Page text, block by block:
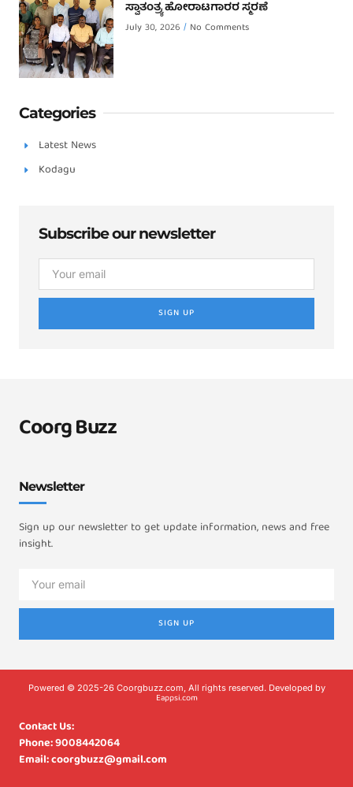
ಸ್ವಾತಂತ್ರ್ಯ ಹೋರಾಟಗಾರರ ಸ್ಮರಣೆ
July 30, 2026 No Comments
Categories
Latest News
Kodagu
Subscribe our newsletter
SIGN UP
Coorg Buzz
Newsletter
Sign up our newsletter to get update information, news and free
insight.
SIGN UP
Powered © 2025-26 Coorgbuzz.com, All rights reserved. Developed by
Eappsi.com
Contact Us:
Phone: 9008442064
Email: coorgbuzz@gmail.com